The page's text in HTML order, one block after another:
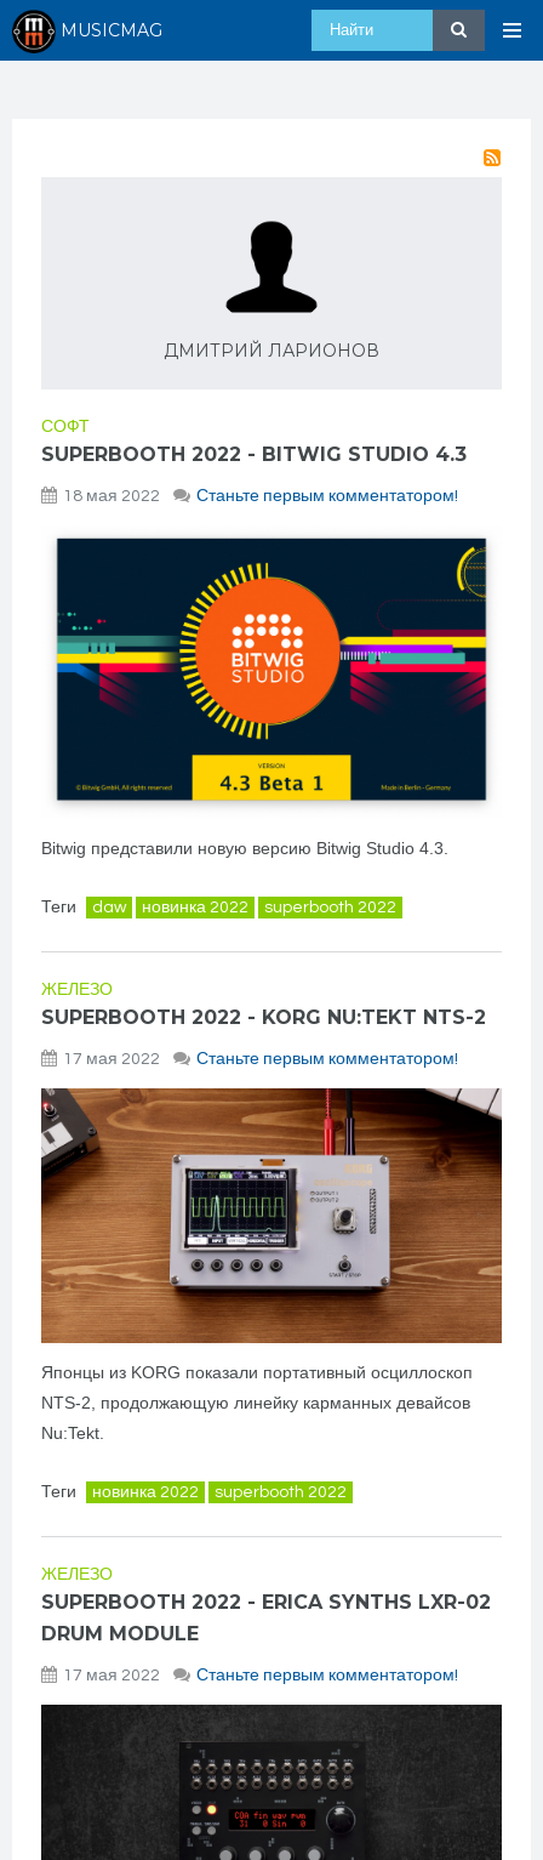
MUSICMAG
ДМИТРИЙ ЛАРИОНОВ
СОФТ
SUPERBOOTH 2022 - BITWIG STUDIO 4.3
18 мая 2022 Станьте первым комментатором!
Bitwig представили новую версию Bitwig Studio 4.3.
Теги daw новинка 2022 superbooth 2022
ЖЕЛЕЗО
SUPERBOOTH 2022 - KORG NU:TEKT NTS-2
17 мая 2022 Станьте первым комментатором!
Японцы из KORG показали портативный осциллоскоп
NTS-2, продолжающую линейку карманных девайсов
Nu:Tekt.
Теги новинка 2022 superbooth 2022
ЖЕЛЕЗО
SUPERBOOTH 2022 - ERICA SYNTHS LXR-02
DRUM MODULE
17 мая 2022 Станьте первым комментатором!